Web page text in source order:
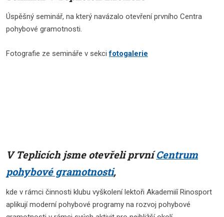
Úspěšný seminář, na který navázalo otevření prvního Centra
pohybové gramotnosti.
Fotografie ze semináře v sekcifotogalerie
V Teplicích jsme otevřeli prvníCentrum
pohybové gramotnosti,
kde v rámci činnosti klubu vyškolení lektoři Akademiíí Rinosport
aplikují moderní pohybové programy na rozvoj pohybové